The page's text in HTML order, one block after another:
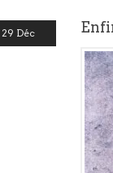
29 Déc